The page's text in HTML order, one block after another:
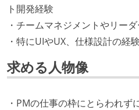
ト開発経験
・チームマネジメントやリー
・特にUIやUX、仕様設計の経験
求める人物像
・PMの仕事の枠にとらわれ